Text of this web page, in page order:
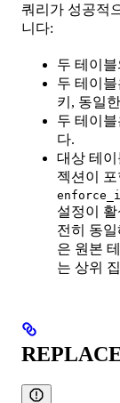
쿼리가 성공적
니다:
두 테이
두 테이
키, 동일
두 테이
다.
대상 테
젝션이
설정이
전히 동
은 원본
는 상위